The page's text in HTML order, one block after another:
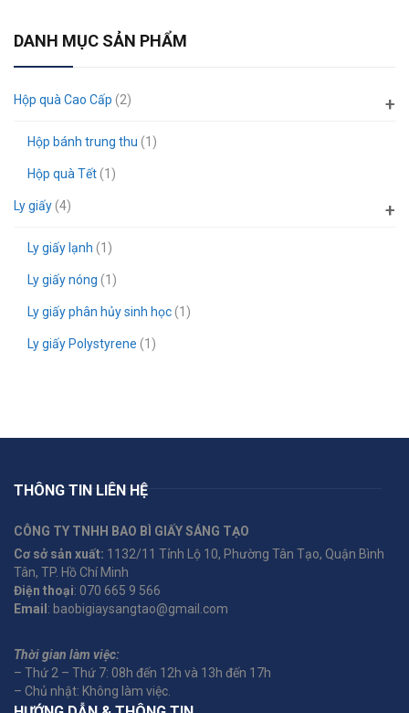
DANH MỤC SẢN PHẨM
Hộp quà Cao Cấp (2)
Hộp bánh trung thu (1)
Hộp quà Tết(1)
Ly giấy(4)
Ly giấy lạnh (1)
Ly giấy nóng (1)
Ly giấy phân hủy sinh học(1)
Ly giấy Polystyrene (1)
THÔNG TIN LIÊN HỆ
CÔNG TY TNHH BAO BÌ GIẤY SÁNG TẠO
Cơ sở sản xuất: 1132/11 Tỉnh Lộ 10, Phường Tân Tạo, Quận Bình
Tân, TP. Hồ Chí Minh
Điện thoại: 070 665 9 566
Email : baobigiaysangtao@gmail.com
Thời gian làm việc:
– Thứ 2 – Thứ 7: 08h đến 12h và 13h đến 17h
– Chủ nhật: Không làm việc.